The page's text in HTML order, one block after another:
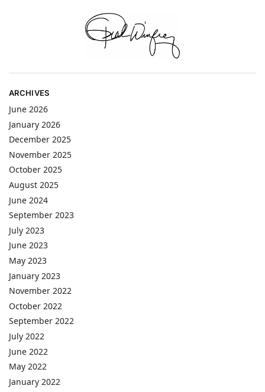
ARCHIVES
June 2026
January 2026
December 2025
November 2025
October 2025
August 2025
June 2024
September 2023
July 2023
June 2023
May 2023
January 2023
November 2022
October 2022
September 2022
July 2022
June 2022
May 2022
January 2022